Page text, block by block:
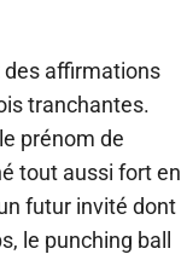
des affirmations
tranchantes.
prénom de
tout aussi fort en
futur invité dont
le punching ball